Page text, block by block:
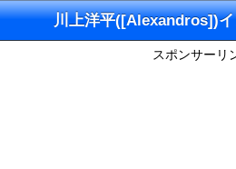
川上洋平([Alexandros])
スポンサーリ